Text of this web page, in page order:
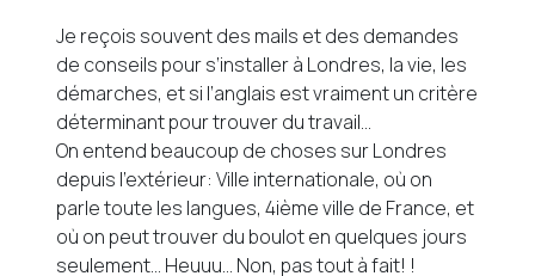
Je reçois souvent des mails et des demandes
de conseils pour s’installer à Londres, la vie, les
démarches, et si l’anglais est vraiment un critère
déterminant pour trouver du travail…
On entend beaucoup de choses sur Londres
depuis l’extérieur: Ville internationale, où on
parle toute les langues, 4ième ville de France, et
où on peut trouver du boulot en quelques jours
seulement… Heuuu… Non, pas tout à fait! !